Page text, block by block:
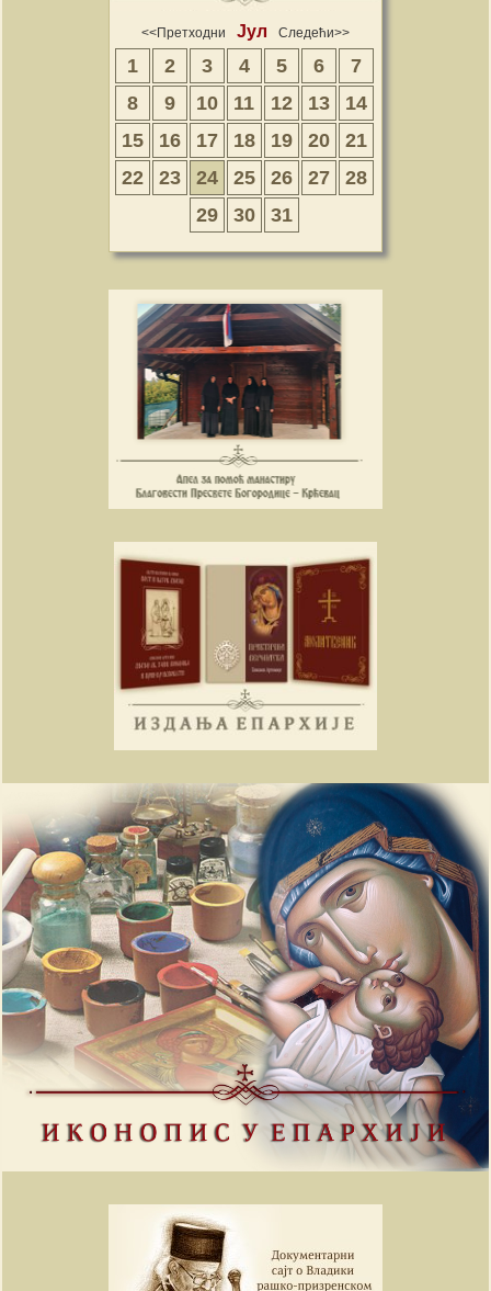
<<Претходни Јул Следећи>>
1 2 3 4 5 6
7
8
9 10 11 12 13
14
15
16 17 18 19 20
21
22
23 24 25 26 27
28
29
30 31